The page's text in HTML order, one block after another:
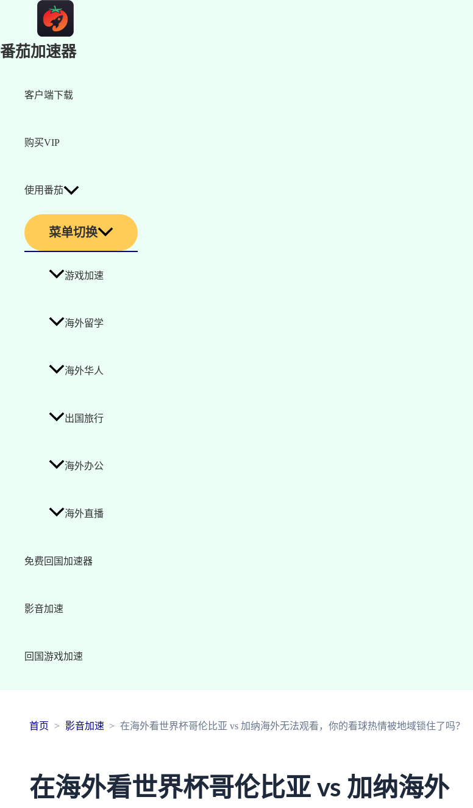
番茄加速器
客户端下载
购买VIP
使用番茄
菜单切换
游戏加速
海外留学
海外华人
出国旅行
海外办公
海外直播
免费回国加速器
影音加速
回国游戏加速
首页 影音加速 在海外看世界杯哥伦比亚 vs 加纳海外无法观看，你的看球热情被地域锁住了吗？
在海外看世界杯哥伦比亚 vs 加纳海外